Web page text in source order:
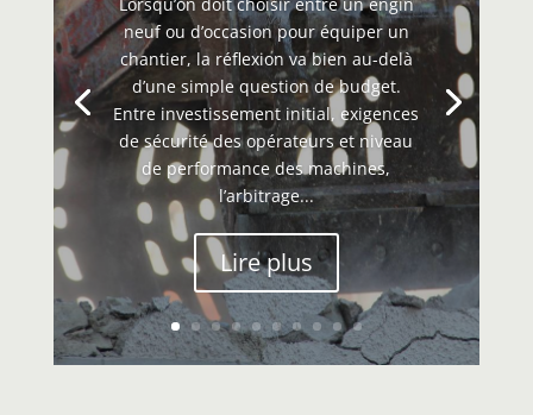
Lorsqu’on doit choisir entre un engin
neuf ou d’occasion pour équiper un
chantier, la réflexion va bien au-delà
d’une simple question de budget.
Entre investissement initial, exigences
de sécurité des opérateurs et niveau
de performance des machines,
l’arbitrage...
Lire plus